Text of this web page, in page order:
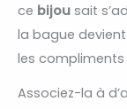
ce bijou sait
la bague
les
Associez-la à